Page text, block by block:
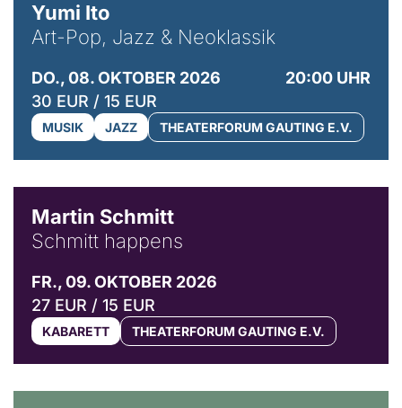
Yumi Ito
Art-Pop, Jazz & Neoklassik
DO., 08. OKTOBER 2026
20:00 UHR
30 EUR / 15 EUR
MUSIK JAZZ THEATERFORUM GAUTING E.V.
Martin Schmitt
Schmitt happens
FR., 09. OKTOBER 2026
27 EUR / 15 EUR
KABARETT THEATERFORUM GAUTING E.V.